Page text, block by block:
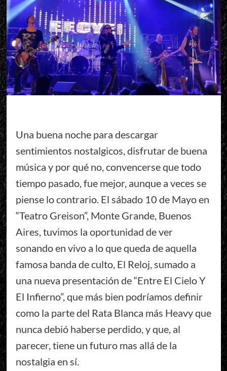
Una buena noche para descargar
sentimientos nostalgicos, disfrutar de buena
música y por qué no, convencerse que todo
tiempo pasado, fue mejor, aunque a veces se
piense lo contrario. El sábado 10 de Mayo en
“Teatro Greison”, Monte Grande, Buenos
Aires, tuvimos la oportunidad de ver
sonando en vivo a lo que queda de aquella
famosa banda de culto, El Reloj, sumado a
una nueva presentación de “Entre El Cielo Y
El Infierno”, que más bien podríamos definir
como la parte del Rata Blanca más Heavy que
nunca debió haberse perdido, y que, al
parecer, tiene un futuro mas allá de la
nostalgia en sí.